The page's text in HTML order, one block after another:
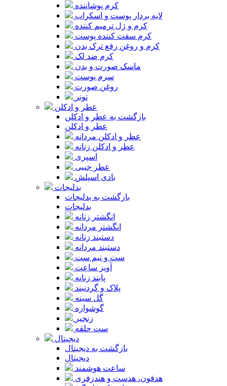
کرم پوشاننده
لایه بردار پوست و اسکراب
کرم و ژل ترمیم کننده
کرم سفت کننده پوست
کرم و روغن رفع ترک بدن
کرم ضد لک
ماسک صورت و بدن
سرم پوست
روغن صورت
تونر
عطر و ادکلن
بازگشت به عطر و ادکلن
عطر و ادکلن
عطر و ادکلن مردانه
عطر و ادکلن زنانه
اسپری
عطر جیبی
بادی اسپلش
بدلیجات
بازگشت به بدلیجات
بدلیجات
انگشتر زنانه
انگشتر مردانه
دستبند زنانه
دستبند مردانه
ست و نیم ست
آویز ساعت
پابند زنانه
پلاک و گردنبند
گل سینه
گوشواره
زنجیر
ست حلقه
دیجیتال
بازگشت به دیجیتال
دیجیتال
ساعت هوشمند
هدفون، هدست و هندزفری